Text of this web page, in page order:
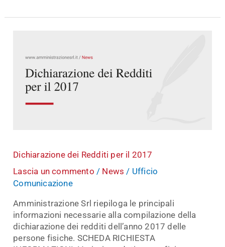
Dichiarazione dei Redditi per il 2017
Lascia un commento / News / Ufficio
Comunicazione
Amministrazione Srl riepiloga le principali
informazioni necessarie alla compilazione della
dichiarazione dei redditi dell’anno 2017 delle
persone fisiche. SCHEDA RICHIESTA
Redditi
per
2017